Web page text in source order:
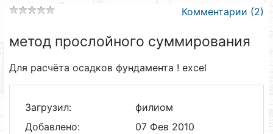
Комментарии (2)
метод прослойного суммирования
Для расчёта осадков фундамента ! excel
Загрузил:
филиом
Добавлено:
07 Фев 2010